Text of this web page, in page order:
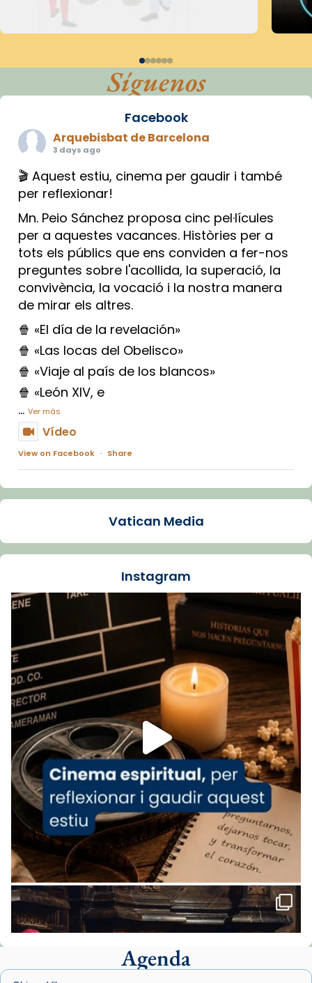
Síguenos
Facebook
Arquebisbat de Barcelona
3 days ago
🎬 Aquest estiu, cinema per gaudir i també
per reflexionar!
Mn. Peio Sánchez proposa cinc pel·lícules
per a aquestes vacances. Històries per a
tots els públics que ens conviden a fer-nos
preguntes sobre l'acollida, la superació, la
convivència, la vocació i la nostra manera
de mirar els altres.
🍿 «El día de la revelación»
🍿 «Las locas del Obelisco»
🍿 «Viaje al país de los blancos»
🍿 «León XIV, e
... Ver más
Vídeo
View on Facebook · Share
Arquebisbat de Barcelona
La Carmina va patir depressió. Fa gairebé
dos mesos, a l'Estadi Lluís Companys, la
Recupera l'entrevista comp
Vatican
tican News 👇
www.vaticannews.va/es/iglesia/news/2026-
07/carmina-historia-depresion-papa-viaje-
espana-testimoni...
Foto
View on Facebook · Share
Arquebisbat de Barcelona
2 weeks ago
«Avui les santes Juliana i Semproniana ens
ajuden a alçar la mirada»
Mons. Sergi Gordo, bisbe de Tortosa, ha
presidit aquest 27 de juliol la missa de Les
Santes de Mataró.
🔗tinyurl.com/cvu5jmbk
📸 J. Merino
Vatican Media
Instagram
Agenda